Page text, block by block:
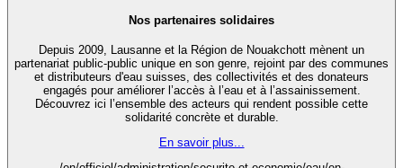
Nos partenaires solidaires
Depuis 2009, Lausanne et la Région de Nouakchott mènent un
partenariat public-public unique en son genre, rejoint par des communes
et distributeurs d'eau suisses, des collectivités et des donateurs
engagés pour améliorer l’accès à l’eau et à l’assainissement.
Découvrez ici l’ensemble des acteurs qui rendent possible cette
solidarité concrète et durable.
En savoir plus...